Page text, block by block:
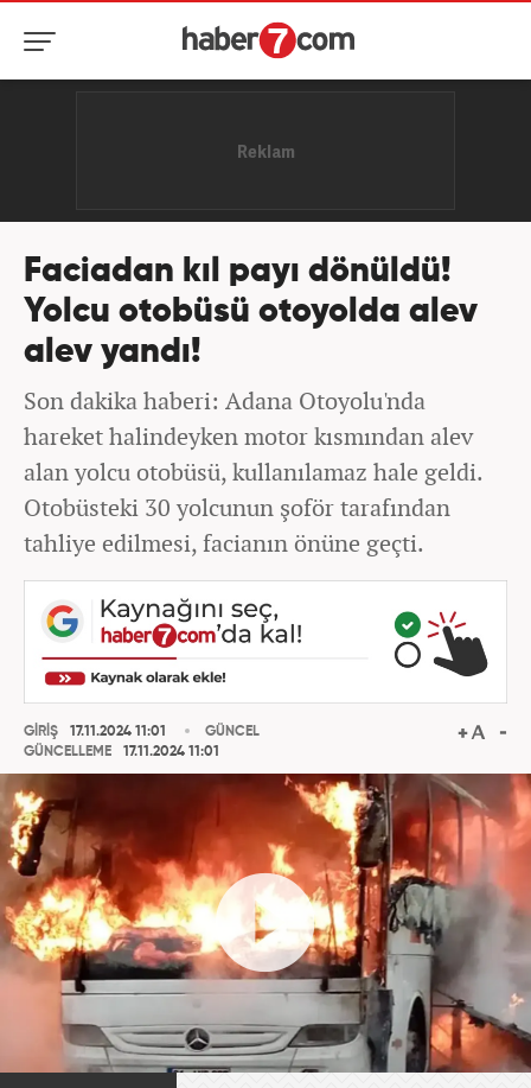
Faciadan kıl payı dönüldü!
Yolcu otobüsü otoyolda alev
alev yandı!
Son dakika haberi: Adana Otoyolu'nda
hareket halindeyken motor kısmından alev
alan yolcu otobüsü, kullanılamaz hale geldi.
Otobüsteki 30 yolcunun şoför tarafından
tahliye edilmesi, facianın önüne geçti.
GİRİŞ
17.11.2024 11:01
GÜNCELLEME
17.11.2024 11:01
GÜNCEL